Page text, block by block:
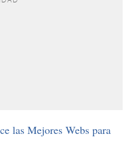
las Mejores Webs para